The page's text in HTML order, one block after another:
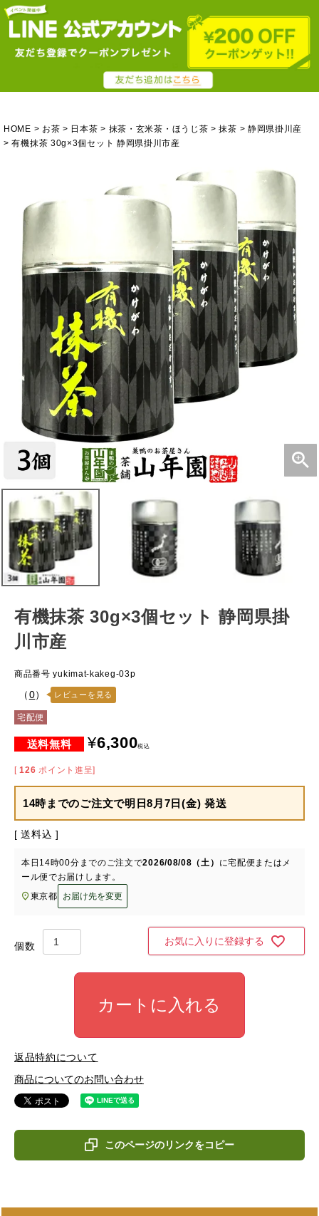
HOME お茶 日本茶 抹茶・玄米茶・ほうじ茶 抹茶
静岡県掛川産
有機抹茶 30g×3個セット 静岡県掛川市産
有機抹茶 30g×3個セット 静岡県掛
川市産
商品番号 yukimat-kakeg-03p
（0） レビューを見る
宅配便
¥6,300税込
[ 126 ポイント進呈]
14時までのご注文で明日8月7日(金) 発送
送料込
本日 14時00分 までのご注文で2026/08/08（土） に宅配便またはメ
ール便でお届けします。
東京都
お届け先を変更
お気に入りに登録する
カートに入れる
返品特約について
商品についてのお問い合わせ
このページのリンクをコピー